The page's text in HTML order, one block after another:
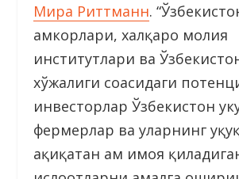
Мира Риттманн.
ҳамкорлари, халқаро молия
институтлари ва
хўжалиги соҳасидаги
инвесторлар Ўзбекистон
фермерлар ва уларнинг
ҳақиқатан ҳам ҳимоя